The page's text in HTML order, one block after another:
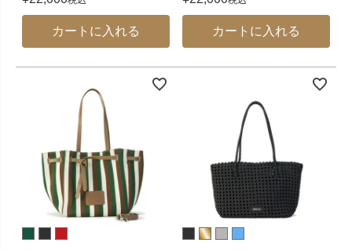
カートに入れる カートに入れる